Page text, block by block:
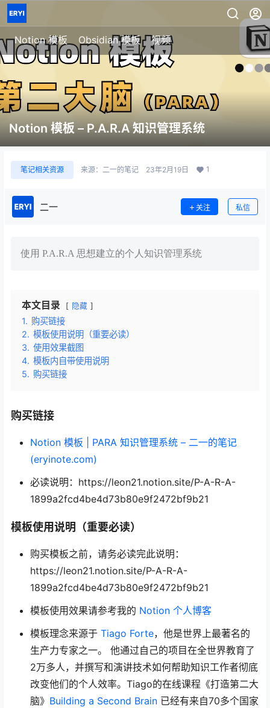
Notion 模板 Obsidian 模板 视频
Notion 模板 – P.A.R.A 知识管理系统
笔记相关资源 来源： 二一的笔记 23年2月19日 1
二一 关注 私信
使用 P.A.R.A 思想建立的个人知识管理系统
本文目录 隐藏
1. 购买链接
2. 模板使用说明（重要必读）
3. 使用效果截图
4. 模板内自带使用说明
5. 购买链接
购买链接
Notion 模板 | PARA 知识管理系统 – 二一的笔记
(eryinote.com)
必读说明：https://leon21.notion.site/P-A-R-A-
1899a2fcd4be4d73b80e9f2472bf9b21
模板使用说明（重要必读）
购买模板之前，请务必读完此说明：
https://leon21.notion.site/P-A-R-A-
1899a2fcd4be4d73b80e9f2472bf9b21
模板使用效果请参考我的 Notion 个人博客
模板理念来源于 Tiago Forte，他是世界上最著名的
生产力专家之一。 他通过自己的项目在全世界教育了
2万多人，并撰写和演讲技术如何帮助知识工作者彻底
改变他们的个人效率。Tiago的在线课程《打造第二大
脑》 Building a Second Brain 已经有来自70多个国家
用一套系统管理
笔记、任务、项目与人生
模板详情